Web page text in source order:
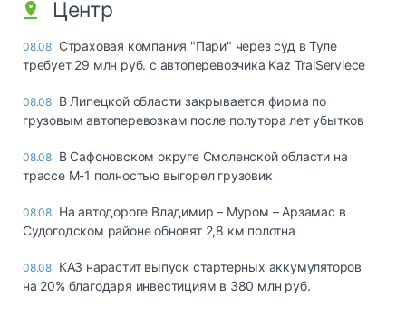
Центр
08.08 Страховая компания "Пари" через суд в Туле
требует 29 млн руб. с автоперевозчика Kaz TralServiece
08.08 В Липецкой области закрывается фирма по
грузовым автоперевозкам после полутора лет убытков
08.08 В Сафоновском округе Смоленской области на
трассе М-1 полностью выгорел грузовик
08.08 На автодороге Владимир – Муром – Арзамас в
Судогодском районе обновят 2,8 км полотна
08.08 КАЗ нарастит выпуск стартерных аккумуляторов
на 20% благодаря инвестициям в 380 млн руб.